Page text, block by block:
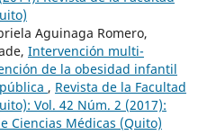
Aguinaga Romero,
Intervención multi-
de la obesidad infantil
, Revista de la Facultad
Vol. 42 Núm. 2 (2017):
Ciencias Médicas (Quito)